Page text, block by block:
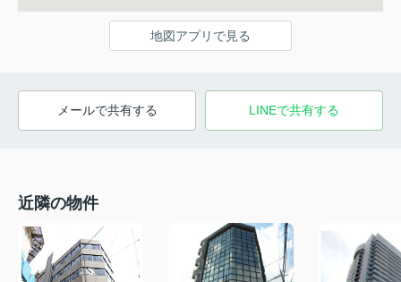
地図アプリで見る
メールで共有する LINEで共有する
近隣の物件